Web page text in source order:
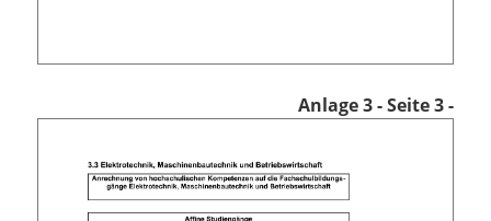
Anlage 3- Seite 3 -